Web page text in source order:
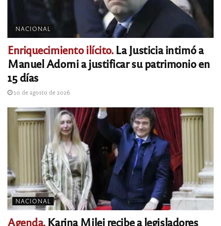
NACIONAL
Enriquecimiento ilícito.La Justicia intimó a
Manuel Adorni a justificar su patrimonio en
15 días
10 de agosto de 2026
NACIONAL
Agenda.Karina Milei recibe a legisladores